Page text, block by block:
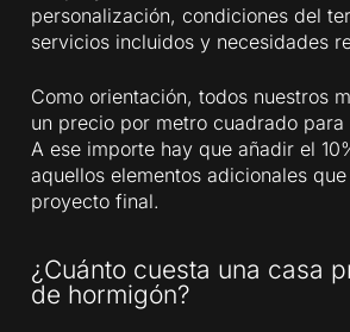
personalización, condiciones del
servicios incluidos y necesidades
Como orientación, todos nuestros
un precio por metro cuadrado
A ese importe hay que añadir el
aquellos elementos adicionales
proyecto final.
¿Cuánto cuesta una casa
de hormigón?